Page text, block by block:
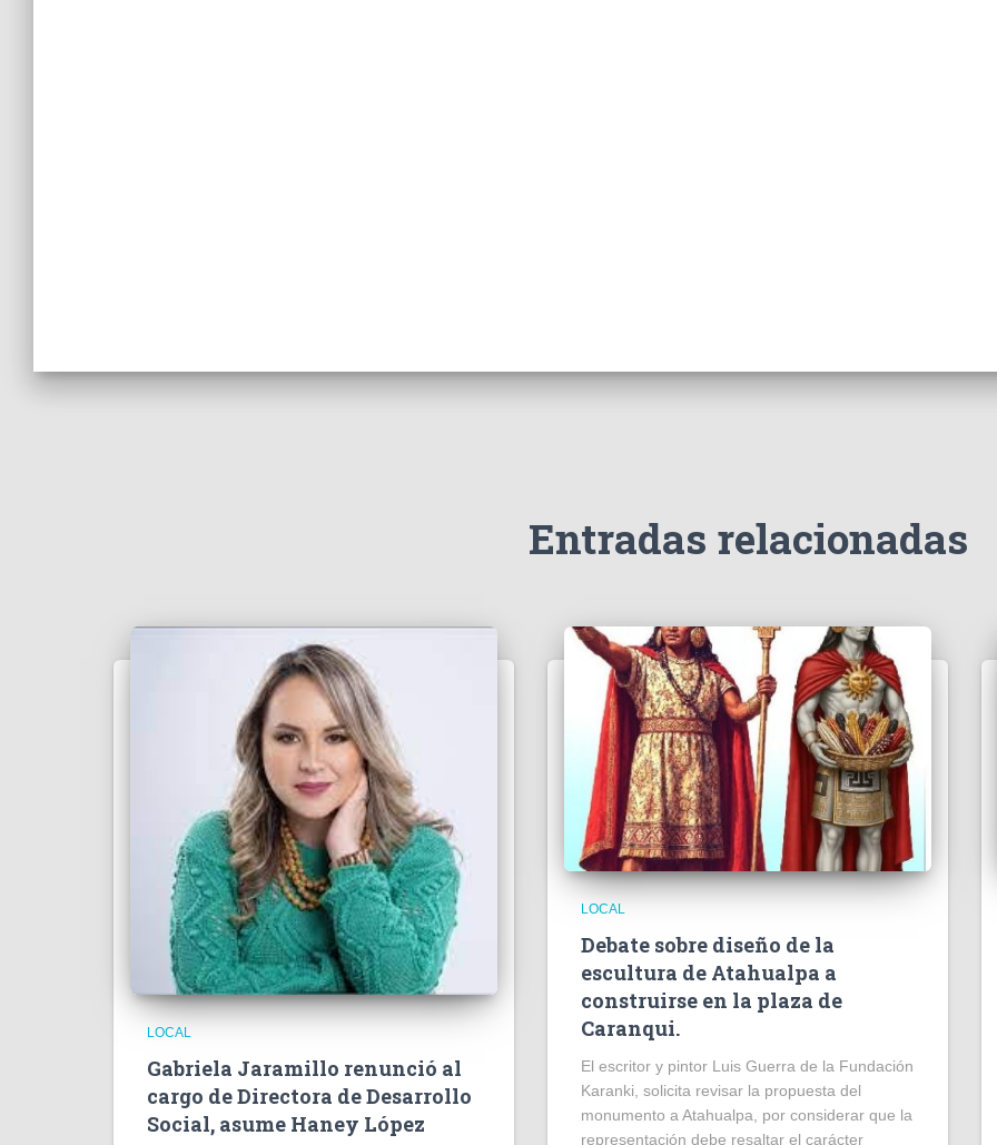
Entradas relacionadas
LOCAL
Gabriela Jaramillo renunció al
cargo de Directora de Desarrollo
Social, asume Haney López
LOCAL
Debate sobre diseño de la
escultura de Atahualpa a
construirse en la plaza de
Caranqui.
El escritor y pintor Luis Guerra de la Fundación
Karanki, solicita revisar la propuesta del
monumento a Atahualpa, por considerar que la
representación debe resaltar el carácter